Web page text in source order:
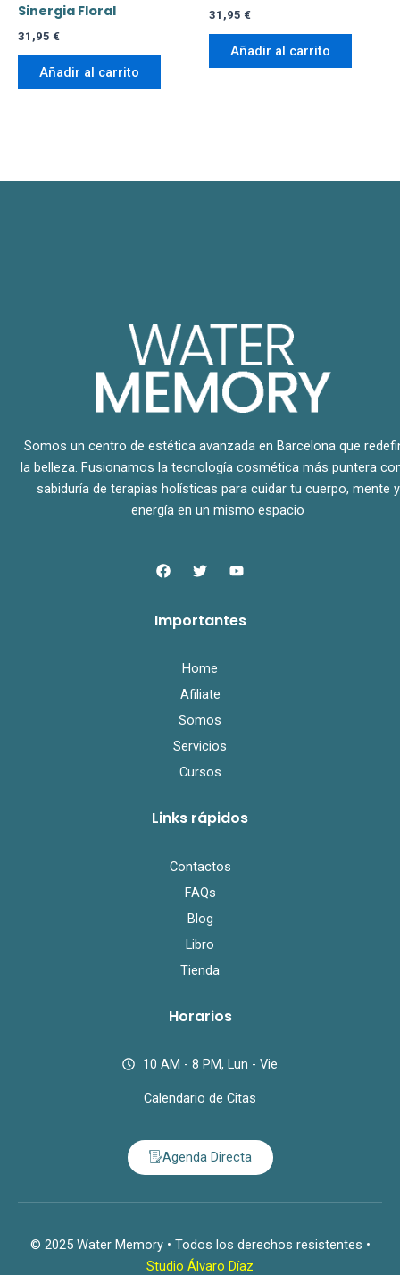
Sinergia Floral
31,95 €
Añadir al carrito
31,95 €
Añadir al carrito
Somos un centro de estética avanzada en Barcelona que
la belleza. Fusionamos la tecnología cosmética más puntera
sabiduría de terapias holísticas para cuidar tu cuerpo, mente y
energía en un mismo espacio
F
a
b
T
w
t
Y
o
u
Importantes
Home
Afiliate
Somos
Servicios
Cursos
Links rápidos
Contactos
FAQs
Blog
Libro
Tienda
Horarios
10 AM - 8 PM, Lun - Vie
Calendario de Citas
Agenda Directa
© 2025 Water Memory • Todos los derechos resistentes •
Studio Álvaro Díaz